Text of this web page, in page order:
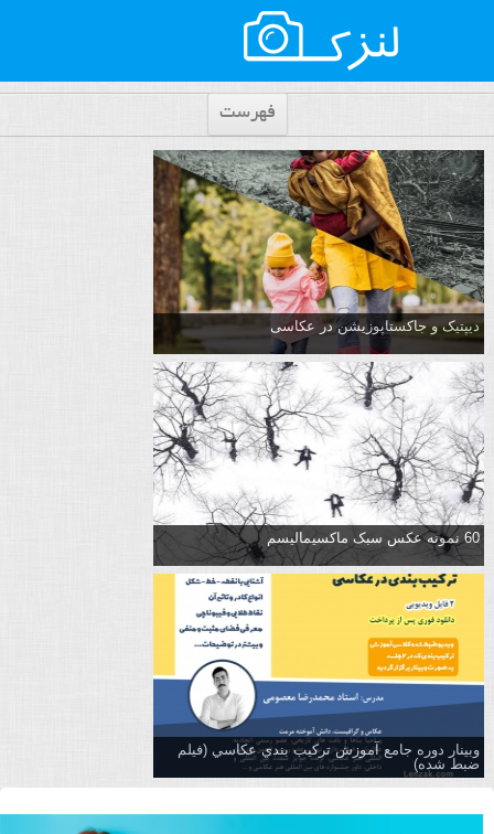
فهرست
دیپتیک و جاکستا‌پوزیشن در عکاسی
60 نمونه عکس سبک ماکسیمالیسم
وبینار دوره جامع آموزش تركيب بندي عكاسي (فیلم
ضبط شده)